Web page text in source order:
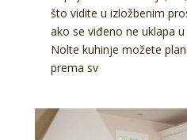
što vidite u izložbenim
ako se viđeno ne uklapa
Nolte kuhinje možete
prema sv